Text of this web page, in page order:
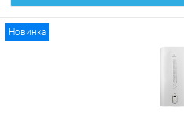
Новинка